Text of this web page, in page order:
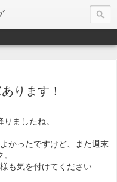
ります！
ましたね。
かったですけど、また週末
も気を付けてください